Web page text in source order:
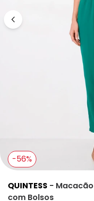
-56%
QUINTESS -
com Bolsos